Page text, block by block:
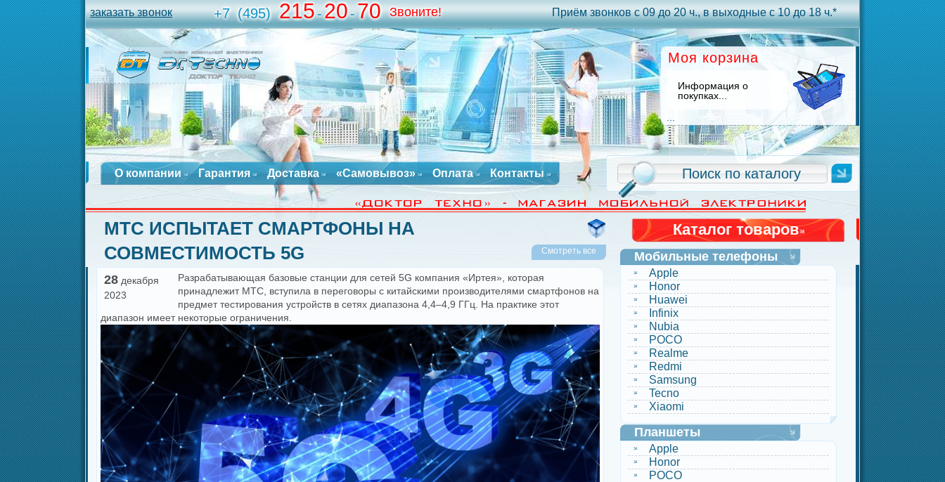
заказать звонок +7 (495) 215-20-70 Звоните! Приём звонков с 09 до 20 ч., в выходные с 10 до 18 ч.*
Моя корзина
Информация о
покупках...
О компании Гарантия Доставка «Самовывоз» Оплата Контакты
МТС ИСПЫТАЕТ СМАРТФОНЫ НА
СОВМЕСТИМОСТЬ 5G
Смотреть все
28 декабря
2023
Разрабатывающая базовые станции для сетей 5G компания «Иртея», которая
принадлежит МТС, вступила в переговоры с китайскими производителями смартфонов на
предмет тестирования устройств в сетях диапазона 4,4–4,9 ГГц. На практике этот
диапазон имеет некоторые ограничения.
Каталог товаров
Мобильные телефоны
Apple
Honor
Huawei
Infinix
Nubia
POCO
Realme
Redmi
Samsung
Tecno
Xiaomi
Планшеты
Apple
Honor
POCO